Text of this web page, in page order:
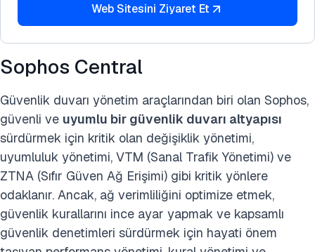
Web Sitesini Ziyaret Et
Sophos Central
Güvenlik duvarı yönetim araçlarından biri olan Sophos,
güvenli ve uyumlu bir güvenlik duvarı altyapısı
sürdürmek için kritik olan değişiklik yönetimi,
uyumluluk yönetimi, VTM (Sanal Trafik Yönetimi) ve
ZTNA (Sıfır Güven Ağ Erişimi) gibi kritik yönlere
odaklanır. Ancak, ağ verimliliğini optimize etmek,
güvenlik kurallarını ince ayar yapmak ve kapsamlı
güvenlik denetimleri sürdürmek için hayati önem